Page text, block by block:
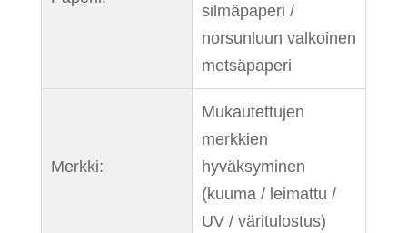
silmäpaperi /
norsunluun valkoinen
metsäpaperi
Merkki:
Mukautettujen
merkkien
hyväksyminen
(kuuma / leimattu /
UV / väritulostus)